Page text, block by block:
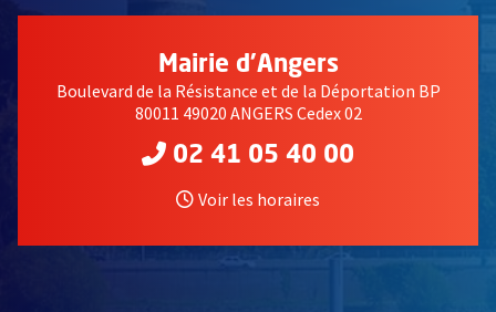
Mairie d'Angers
Boulevard de la Résistance et de la Déportation BP
80011 49020 ANGERS Cedex 02
02 41 05 40 00
Voir les horaires